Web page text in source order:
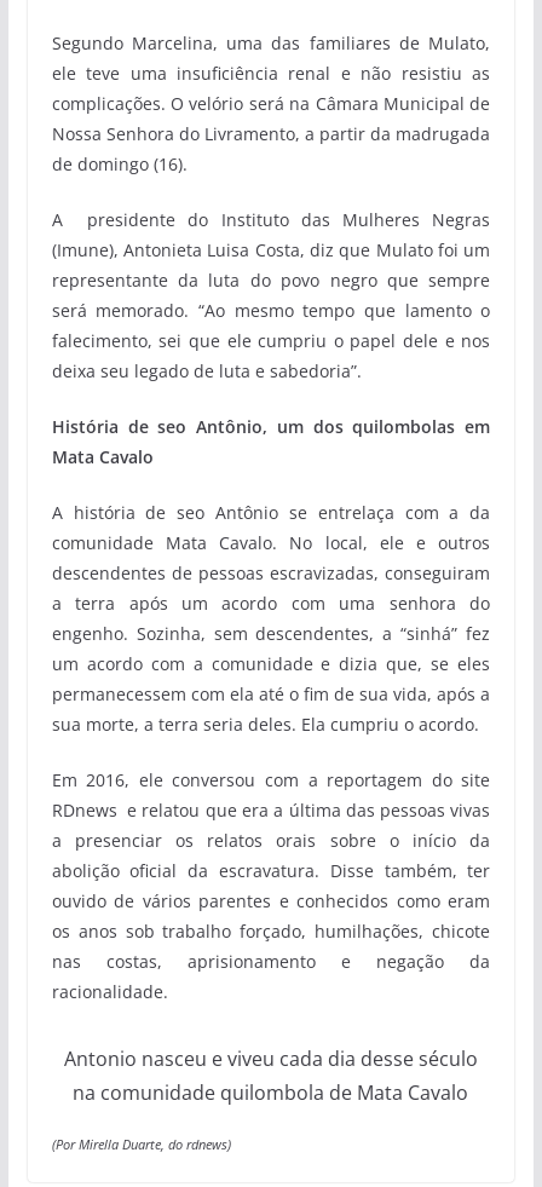
Segundo Marcelina, uma das familiares de Mulato,
ele teve uma insuficiência renal e não resistiu as
complicações. O velório será na Câmara Municipal de
Nossa Senhora do Livramento, a partir da madrugada
de domingo (16).
A presidente do Instituto das Mulheres Negras
(Imune), Antonieta Luisa Costa, diz que Mulato foi um
representante da luta do povo negro que sempre
será memorado. “Ao mesmo tempo que lamento o
falecimento, sei que ele cumpriu o papel dele e nos
deixa seu legado de luta e sabedoria”.
História de seo Antônio, um dos quilombolas em
Mata Cavalo
A história de seo Antônio se entrelaça com a da
comunidade Mata Cavalo. No local, ele e outros
descendentes de pessoas escravizadas, conseguiram
a terra após um acordo com uma senhora do
engenho. Sozinha, sem descendentes, a “sinhá” fez
um acordo com a comunidade e dizia que, se eles
permanecessem com ela até o fim de sua vida, após a
sua morte, a terra seria deles. Ela cumpriu o acordo.
Em 2016, ele conversou com a reportagem do site
RDnews e relatou que era a última das pessoas vivas
a presenciar os relatos orais sobre o início da
abolição oficial da escravatura. Disse também, ter
ouvido de vários parentes e conhecidos como eram
os anos sob trabalho forçado, humilhações, chicote
nas costas, aprisionamento e negação da
racionalidade.
Antonio nasceu e viveu cada dia desse século
na comunidade quilombola de Mata Cavalo
(Por Mirella Duarte, do rdnews)